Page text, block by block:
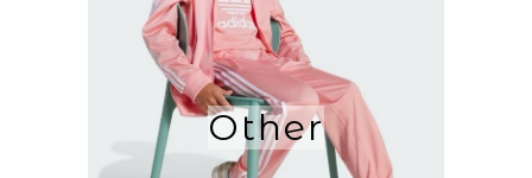
Other